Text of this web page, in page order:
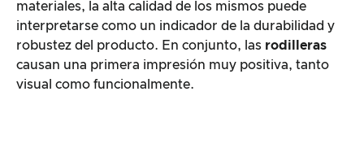
materiales, la alta calidad de los mismos puede
interpretarse como un indicador de la durabilidad y
robustez del producto. En conjunto, las rodilleras
causan una primera impresión muy positiva, tanto
visual como funcionalmente.